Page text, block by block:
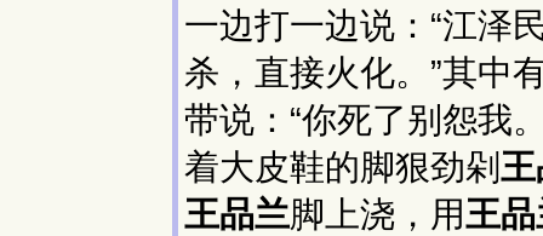
一边打一边说：“江泽
杀，直接火化。”其中
带说：“你死了别怨我
着大皮鞋的脚狠劲剁
王品兰脚上浇，用王